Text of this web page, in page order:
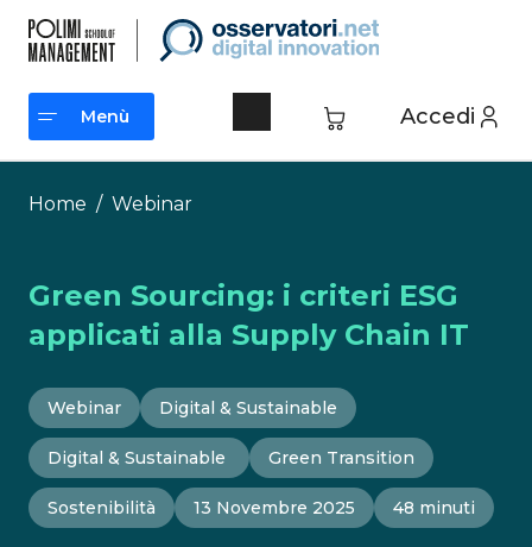
contenuto
Accedi
Menù
Menù
Home / Webinar
Green Sourcing: i criteri ESG
applicati alla Supply Chain IT
Webinar Digital & Sustainable
Digital & Sustainable Green Transition
Sostenibilità 13 Novembre 2025 48 minuti